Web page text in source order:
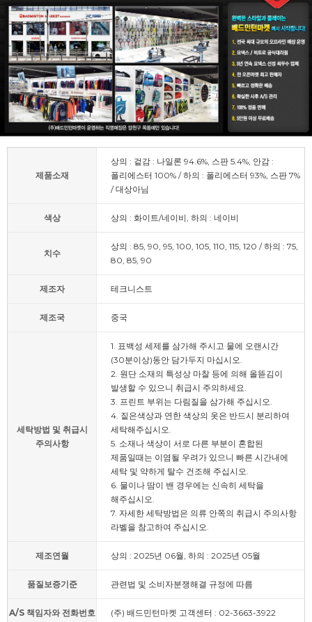
제품소재
상의 : 겉감 : 나일론 94.6%, 스판 5.4%, 안감 :
폴리에스터 100% / 하의 : 폴리에스터 93%, 스판 7%
/ 대상아님
색상 상의 : 화이트/네이비, 하의 : 네이비
치수
상의 : 85, 90, 95, 100, 105, 110, 115, 120 / 하의 : 75,
80, 85, 90
제조자 테크니스트
제조국 중국
세탁방법 및 취급시
주의사항
1. 표백성 세제를 삼가해 주시고 물에 오랜시간
(30분이상)동안 담가두지 마십시오.
2. 원단 소재의 특성상 마찰 등에 의해 올뜯김이
발생할 수 있으니 취급시 주의하세요.
3. 프린트 부위는 다림질을 삼가해 주십시오.
4. 짙은색상과 연한 색상의 옷은 반드시 분리하여
세탁해주십시오.
5. 소재나 색상이 서로 다른 부분이 혼합된
제품일때는 이염될 우려가 있으니 빠른 시간내에
세탁 및 약하게 탈수 건조해 주십시오.
6. 물이나 땀이 밴 경우에는 신속히 세탁을
해주십시오.
7. 자세한 세탁방법은 의류 안쪽의 취급시 주의사항
라벨을 참고하여 주십시오.
제조연월 상의 : 2025년 06월, 하의 : 2025년 05월
품질보증기준 관련법 및 소비자분쟁해결 규정에 따름
A/S 책임자와 전화번호 (주) 배드민턴마켓 고객센터 : 02-3663-3922